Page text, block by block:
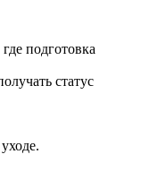
подготовка
статус